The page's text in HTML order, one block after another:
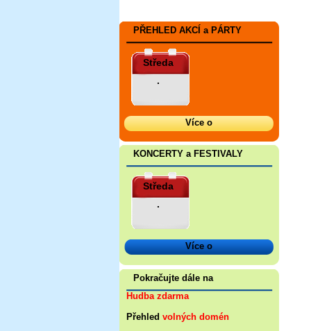
PŘEHLED AKCÍ a PÁRTY
Středa
.
Více o
KONCERTY a FESTIVALY
Středa
.
Více o
Pokračujte dále na
Hudba zdarma
Přehled volných domén